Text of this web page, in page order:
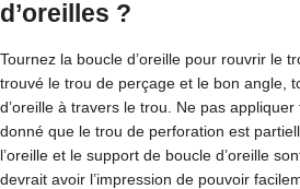
d’oreilles ?
Tournez la boucle d’oreille pour rouvrir le
trouvé le trou de perçage et le bon angle,
d’oreille à travers le trou. Ne pas
donné que le trou de perforation est
l’oreille et le support de boucle d’oreille
devrait avoir l’impression de pouvoir